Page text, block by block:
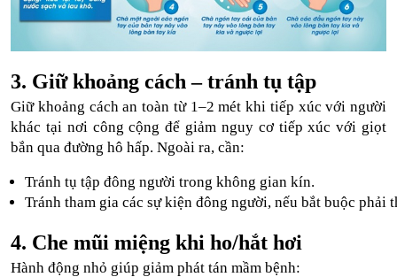
3. Giữ khoảng cách – tránh tụ tập
Giữ khoảng cách an toàn từ 1–2 mét khi tiếp xúc với người
khác tại nơi công cộng để giảm nguy cơ tiếp xúc với giọt
bắn qua đường hô hấp. Ngoài ra, cần:
Tránh tụ tập đông người trong không gian kín.
Tránh tham gia các sự kiện đông người, nếu bắt buộc
4. Che mũi miệng khi ho/hắt hơi
Hành động nhỏ giúp giảm phát tán mầm bệnh: